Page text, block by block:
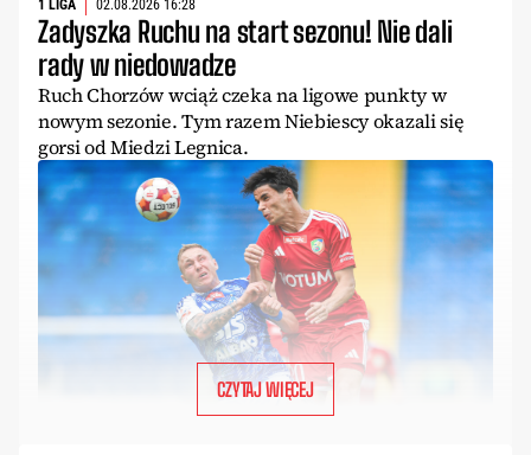
1 LIGA 02.08.2026 16:28
Zadyszka Ruchu na start sezonu! Nie dali
rady w niedowadze
Ruch Chorzów wciąż czeka na ligowe punkty w
nowym sezonie. Tym razem Niebiescy okazali się
gorsi od Miedzi Legnica.
CZYTAJ WIĘCEJ